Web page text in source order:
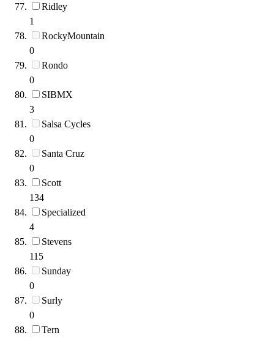
Ridley
1
RockyMountain
0
Rondo
0
SIBMX
3
Salsa Cycles
0
Santa Cruz
0
Scott
134
Specialized
4
Stevens
115
Sunday
0
Surly
0
Tern